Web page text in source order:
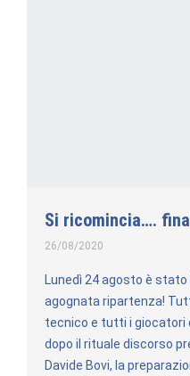
Si ricomincia….
26/08/2020
Lunedì 24 agosto è
agognata ripartenza!
tecnico e tutti i giocatori
dopo il rituale discorso
Davide Bovi, la